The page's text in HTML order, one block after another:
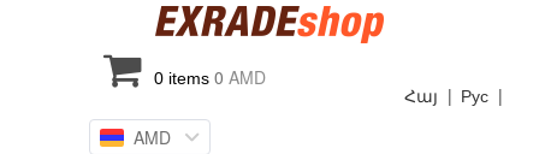
0 items 0 AMD
Рус |
Հայ |
AMD